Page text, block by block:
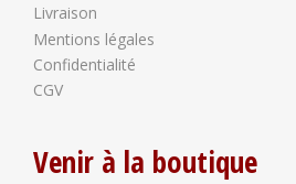
Livraison
Mentions légales
Confidentialité
CGV
Venir à la boutique